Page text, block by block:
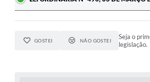
GOSTEI NÃO GOSTEI
Seja o
legislação.